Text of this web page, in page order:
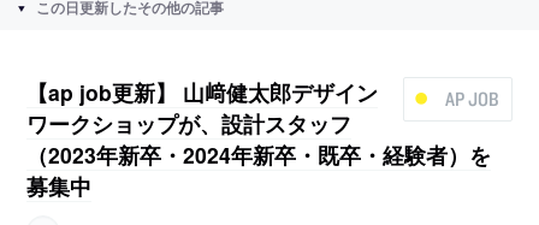
この日更新したその他の記事
AP JOB
【ap job更新】 山﨑健太郎デザイン
ワークショップが、設計スタッフ
（2023年新卒・2024年新卒・既卒・経験者）を
募集中